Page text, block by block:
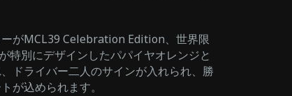
がMCL39 Celebration Edition、世界限
別にデザインしたパパイヤオレンジと
ドライバー二人のサインが入れられ、勝
が込められます。